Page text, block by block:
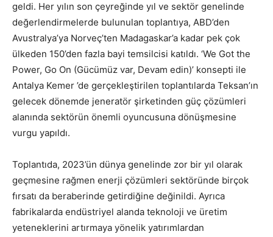
geldi. Her yılın son çeyreğinde yıl ve sektör genelinde
değerlendirmelerde bulunulan toplantıya, ABD’den
Avustralya’ya Norveç’ten Madagaskar’a kadar pek çok
ülkeden 150’den fazla bayi temsilcisi katıldı. ‘We Got the
Power, Go On (Gücümüz var, Devam edin)’ konsepti ile
Antalya Kemer ’de gerçekleştirilen toplantılarda Teksan’ın
gelecek dönemde jeneratör şirketinden güç çözümleri
alanında sektörün önemli oyuncusuna dönüşmesine
vurgu yapıldı.
Toplantıda, 2023’ün dünya genelinde zor bir yıl olarak
geçmesine rağmen enerji çözümleri sektöründe birçok
fırsatı da beraberinde getirdiğine değinildi. Ayrıca
fabrikalarda endüstriyel alanda teknoloji ve üretim
yeteneklerini artırmaya yönelik yatırımlardan